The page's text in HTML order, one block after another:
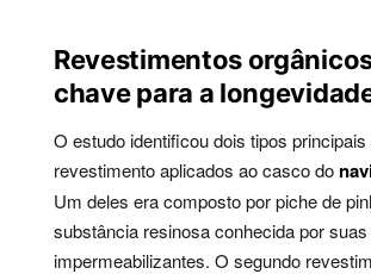
Revestimentos
chave para a
O estudo identificou dois tipos principais
revestimento aplicados ao casco do
Um deles era composto por piche de
substância resinosa conhecida por
impermeabilizantes. O segundo